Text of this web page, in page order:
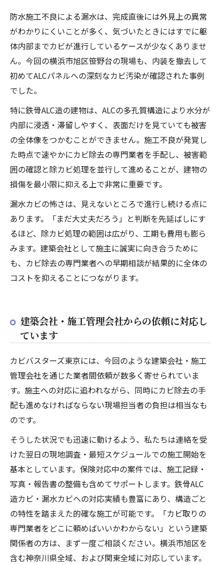
防水施工不良による漏水は、完成直後には外見上の異常
がわかりにくいことが多く、気づいたときにはすでに躯
体内部までカビが進行しているケースが少なくありませ
ん。今回の横浜市旭区笹野台の現場も、内装を撤去して
初めてALCパネルへの深刻なカビ汚染が確認された事例
でした。
特に鉄骨ALC造の建物は、ALCの多孔質構造により水分が
内部に浸透・滞留しやすく、表面だけを見ていても被害
の全体像をつかむことができません。施工不良が発覚し
た時点で速やかにカビ除去の専門業者を手配し、被害範
囲の確認と除カビ処理を並行して進めることが、建物の
損傷を最小限に抑える上で非常に重要です。
漏水カビの怖さは、見えないところで進行し続ける点に
あります。「まだ大丈夫だろう」と判断を先延ばしにす
るほど、除カビ処理の範囲は広がり、工期も費用も膨ら
みます。建築会社として施主に誠実に向き合うために
も、カビ除去の専門業者への早期相談が結果的に全体の
コストを抑えることにつながります。
建築会社・施工管理会社からの依頼に対応し
ています
カビバスターズ東京には、今回のような建築会社・施工
管理会社を通じた業者間依頼が数多く寄せられていま
す。施主への対応に追われながら、同時にカビ除去の手
配も進めなければならない現場担当者の負担は相当なも
のです。
そうした状況でも迅速に動けるよう、私たちは連絡を受
けた翌日の現地調査・最短スケジュールでの施工開始を
基本としています。保険対応中の案件では、施工記録・
写真・報告書の整備も含めてサポートします。鉄骨ALC
造カビ・漏水カビへの対応実績も豊富にあり、構造ごと
の特性を踏まえた的確な施工が可能です。「カビ取りの
専門業者をどこに頼めばいいかわからない」という建築
関係者の方は、まず一度ご相談ください。横浜市旭区を
含む神奈川県全域、および関東全域に対応しています。